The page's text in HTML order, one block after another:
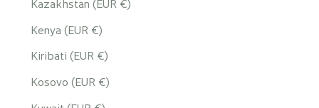
Kazakhstan (EUR €)
Kenya (EUR €)
Kiribati (EUR €)
Kosovo (EUR €)